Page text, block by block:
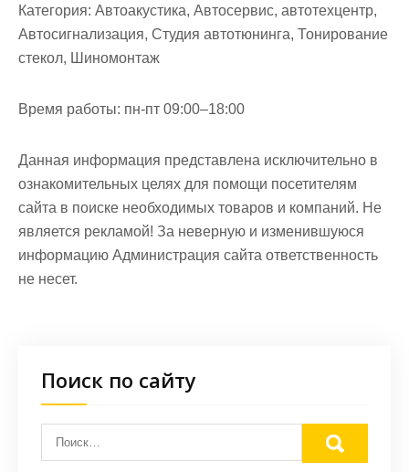
Категория: Автоакустика, Автосервис, автотехцентр,
Автосигнализация, Студия автотюнинга, Тонирование
стекол, Шиномонтаж
Время работы: пн-пт 09:00–18:00
Данная информация представлена исключительно в
ознакомительных целях для помощи посетителям
сайта в поиске необходимых товаров и компаний. Не
является рекламой! За неверную и изменившуюся
информацию Администрация сайта ответственность
не несет.
Поиск по сайту